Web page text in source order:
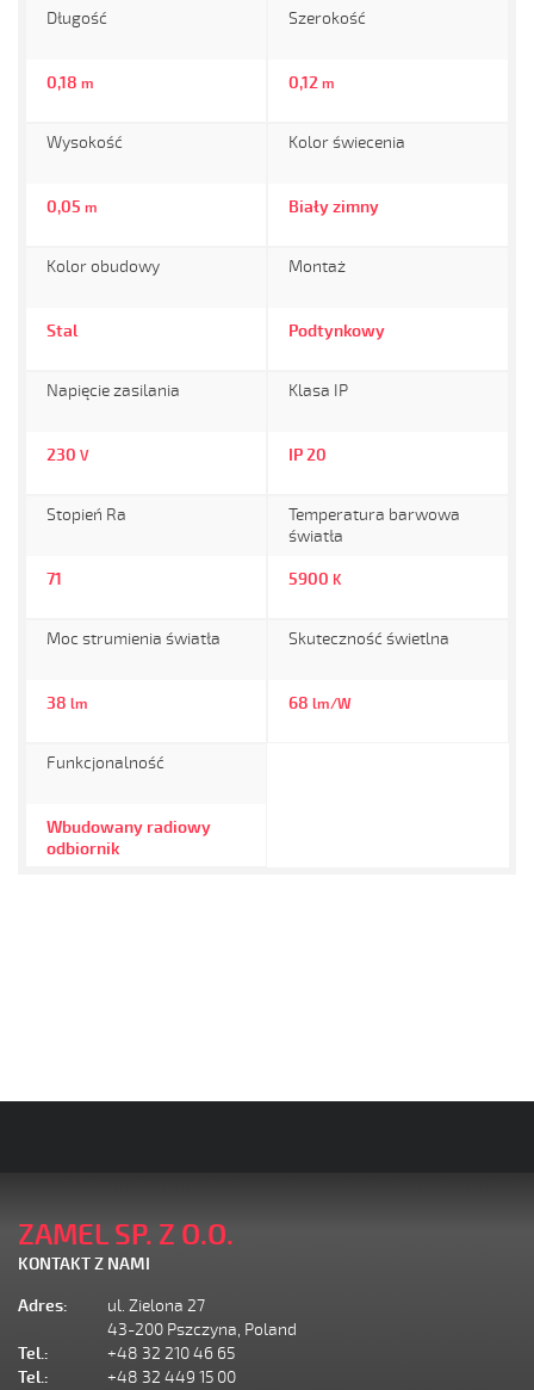
Długość
0,18 m
Szerokość
0,12 m
Wysokość
0,05 m
Kolor świecenia
Biały zimny
Kolor obudowy
Stal
Montaż
Podtynkowy
Napięcie zasilania
230 V
Klasa IP
IP 20
Stopień Ra
71
Temperatura barwowa
światła
5900 K
Moc strumienia światła
38 lm
Skuteczność świetlna
68 lm/W
Funkcjonalność
Wbudowany radiowy
odbiornik
ZAMEL SP. Z O.O.
KONTAKT Z NAMI
Adres:
ul. Zielona 27
43-200 Pszczyna, Poland
Tel.:
+48 32 210 46 65
Tel.:
+48 32 449 15 00